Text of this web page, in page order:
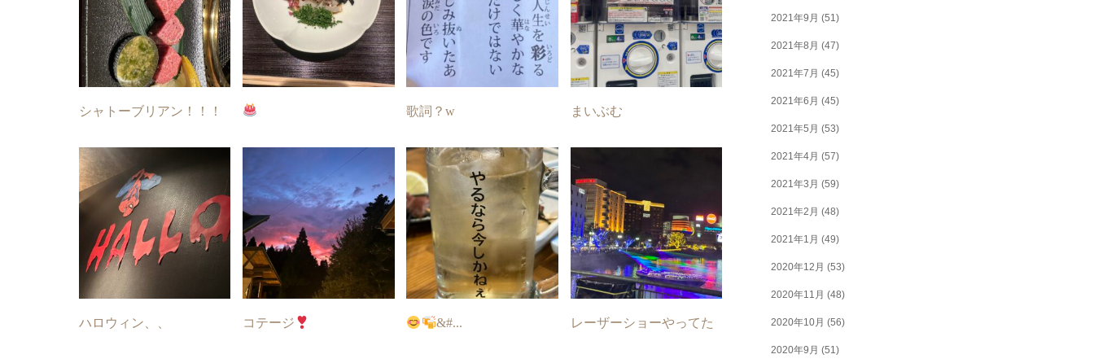
シャトーブリアン！！！ 歌詞？w まいぶむ
ハロウィン、、 コテージ &#... レーザーショーやってた
2021年9月 (51)
2021年8月 (47)
2021年7月 (45)
2021年6月 (45)
2021年5月 (53)
2021年4月 (57)
2021年3月 (59)
2021年2月 (48)
2021年1月 (49)
2020年12月 (53)
2020年11月 (48)
2020年10月 (56)
2020年9月 (51)